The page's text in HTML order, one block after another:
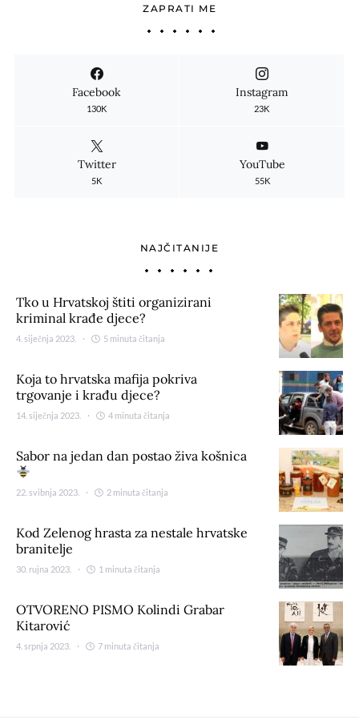
ZAPRATI ME
Facebook
130K
Instagram
23K
Twitter
5K
YouTube
55K
NAJČITANIJE
Tko u Hrvatskoj štiti organizirani
kriminal krađe djece?
4. siječnja 2023. 5 minuta čitanja
Koja to hrvatska mafija pokriva
trgovanje i krađu djece?
14. siječnja 2023. 4 minuta čitanja
Sabor na jedan dan postao živa košnica
22. svibnja 2023. 2 minuta čitanja
Kod Zelenog hrasta za nestale hrvatske
branitelje
30. rujna 2023. 1 minuta čitanja
OTVORENO PISMO Kolindi Grabar
Kitarović
4. srpnja 2023. 7 minuta čitanja